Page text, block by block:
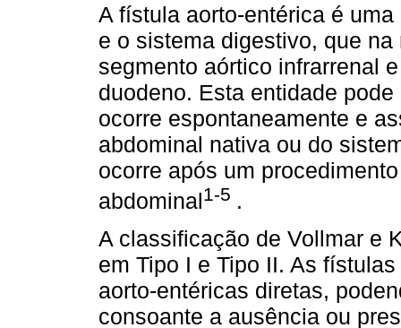
A fístula aorto-entérica é
e o sistema digestivo, que
segmento aórtico infrarrenal
duodeno. Esta entidade
ocorre espontaneamente e
abdominal nativa ou do
ocorre após um
abdominal1-5 .
A classificação de Vollmar e
em Tipo I e Tipo II. As
aorto-entéricas diretas,
consoante a ausência ou